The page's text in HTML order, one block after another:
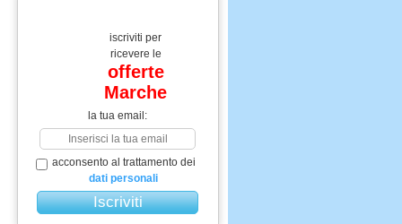
iscriviti per
ricevere le
offerte
Marche
la tua email:
acconsento al trattamento dei
dati personali